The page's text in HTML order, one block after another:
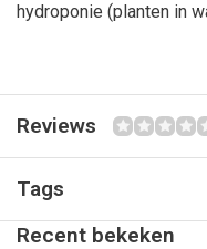
hydroponie (planten in
Reviews
Tags
Recent bekeken